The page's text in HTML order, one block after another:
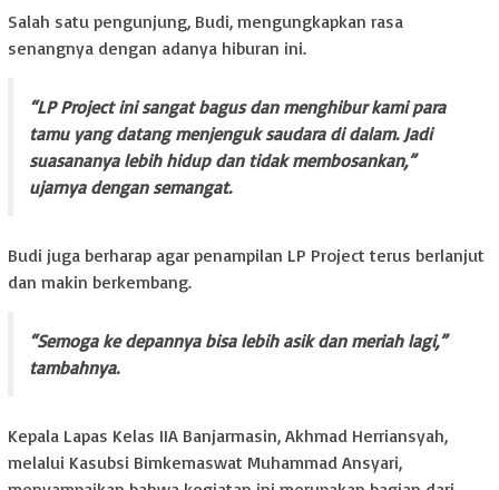
Salah satu pengunjung, Budi, mengungkapkan rasa
senangnya dengan adanya hiburan ini.
“LP Project ini sangat bagus dan menghibur kami para
tamu yang datang menjenguk saudara di dalam. Jadi
suasananya lebih hidup dan tidak membosankan,”
ujarnya dengan semangat.
Budi juga berharap agar penampilan LP Project terus berlanjut
dan makin berkembang.
“Semoga ke depannya bisa lebih asik dan meriah lagi,”
tambahnya.
Kepala Lapas Kelas IIA Banjarmasin, Akhmad Herriansyah,
melalui Kasubsi Bimkemaswat Muhammad Ansyari,